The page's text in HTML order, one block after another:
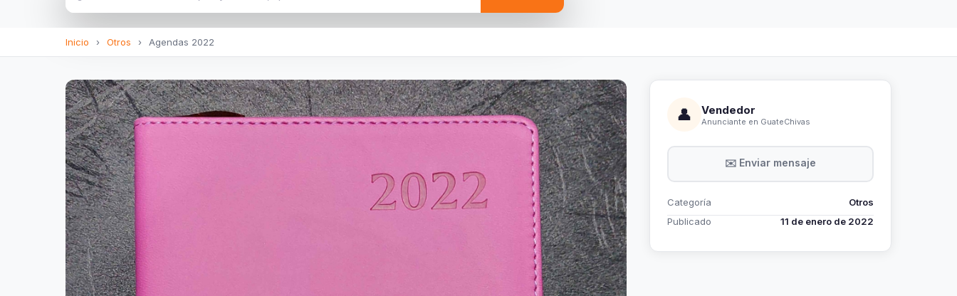
Inicio › Otros › Agendas 2022
👤 Vendedor
Anunciante en GuateChivas
✉️ Enviar mensaje
Categoría
Otros
Publicado
11 de enero de 2022